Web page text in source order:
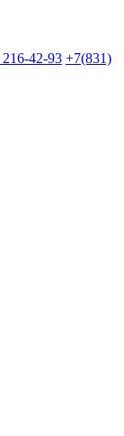
216-42-93 +7(831)